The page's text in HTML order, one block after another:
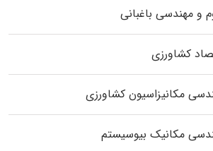
و مهندسی باغبانی
کشاورزی
مکانیزاسیون کشاورزی
مکانیک بیوسیستم